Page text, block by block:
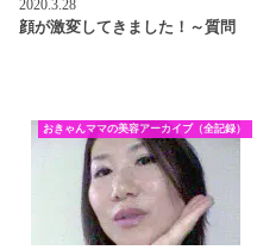
2020.3.28
顔が激変してきました！～質問
おきゃんママの美容アーカイブ（全記録）